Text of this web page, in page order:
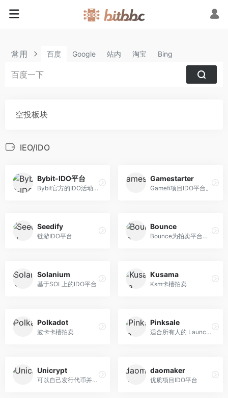
常用 百度 Google 站内 淘宝 Bing
空投板块
IEO/IDO
Bybit-IDO平台
Bybit官方的IDO活动页面。
Gamestarter
Gamefi项目IDO平台。
Seedify
链游IDO平台
Bounce
Bounce为拍卖平台。跨链构建...
Solanium
基于SOL上的IDO平台
Kusama
Ksm卡槽拍卖
Polkadot
波卡卡槽拍卖
Pinksale
适合所有人的 Launchpad 协议...
Unicrypt
可以自己发行代币并进行IDO I...
daomaker
优质项目IDO平台